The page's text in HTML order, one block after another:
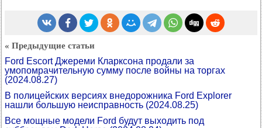
« Предыдущие статьи
Ford Escort Джереми Кларксона продали за
умопомрачительную сумму после войны на торгах
(2024.08.27)
В полицейских версиях внедорожника Ford Explorer
нашли большую неисправность (2024.08.25)
Все мощные модели Ford будут выходить под